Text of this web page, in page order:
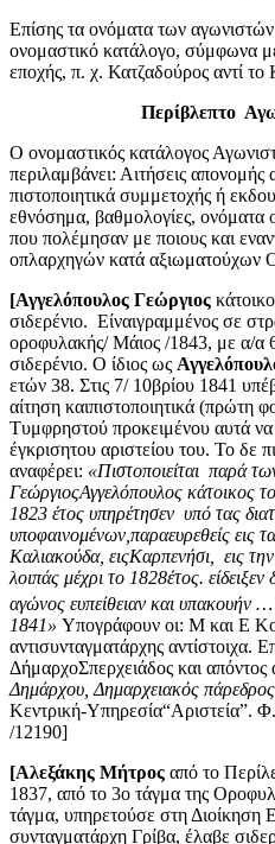
Επίσης τα ονόματα των
ονομαστικό κατάλογο, σύμφωνα
εποχής, π. χ. Κατζαδούρος αντί
Περίβλεπτο
Ο ονομαστικός κατάλογος
περιλαμβάνει: Αιτήσεις απονομής
πιστοποιητικά συμμετοχής ή
εθνόσημα, βαθμολογίες, ονόματα
που πολέμησαν με ποιους και
οπλαρχηγών κατά αξιωματούχων
[Αγγελόπουλος Γεώργιος
σιδερένιο. Είναιγραμμένος σε
οροφυλακής/ Μάιος /1843, με α/α
σιδερένιο. Ο ίδιος ως
ετών 38. Στις 7/ 10βρίου 1841
αίτηση καιπιστοποιητικά (πρώτη
Τυμφρηστού προκειμένου αυτά να
έγκρισητου αριστείου του. Το δε
αναφέρει: «Πιστοποιείται παρά
ΓεώργιοςΑγγελόπουλος κάτοικος
1823 έτος υπηρέτησεν υπό τας
υποφαινομένων,παραευρεθείς εις
Καλιακούδα, ειςΚαρπενήσι, εις
λοιπάς μέχρι το 1828έτος.
αγώνος ευπείθειαν και υπακουήν
1841» Υπογράφουν οι: Μ και Ε
αντισυνταγματάρχης αντίστοιχα.
ΔήμαρχοΣπερχειάδος και απόντος
Δημάρχου, Δημαρχειακός
Κεντρική-
/12190]
[Αλεξάκης Μήτρος από το
1837, από το 3ο τάγμα της
τάγμα, υπηρετούσε στη Διοίκηση
συνταγματάρχη Γρίβα, έλαβε